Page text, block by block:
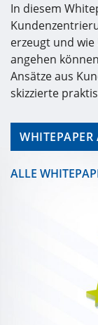
In diesem
erzeugt und
angehen
Ansätze aus
skizzierte
ALLE